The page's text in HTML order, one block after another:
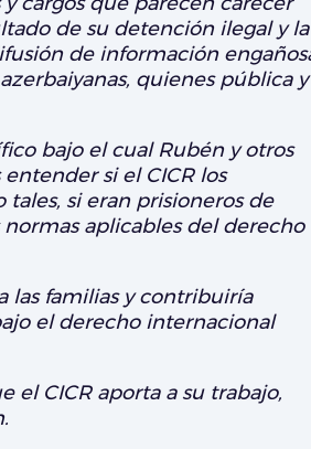
de su detención ilegal y la
de información
quienes pública y
bajo el cual Rubén y otros
si el CICR los
si eran prisioneros de
aplicables del derecho
las familias y contribuiría
el derecho internacional
CICR aporta a su trabajo,